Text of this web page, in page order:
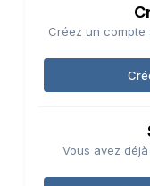
Créez un compte
Vous avez